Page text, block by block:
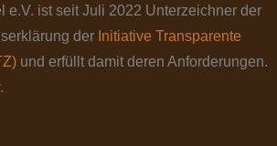
e.V. ist seit Juli 2022 Unterzeichner der
der Initiative Transparente
und erfüllt damit deren Anforderungen.
.